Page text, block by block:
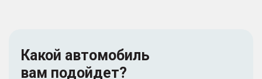
Какой автомобиль
вам подойдет?